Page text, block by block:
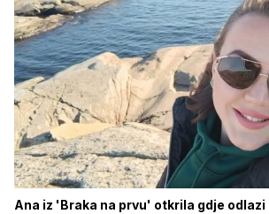
Ana iz 'Braka na prvu' otkrila gdje odlazi